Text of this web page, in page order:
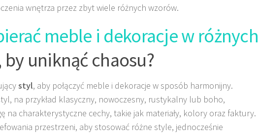
wnętrza przez zbyt wiele różnych wzorów.
meble i dekoracje w różnych
by uniknąć chaosu?
styl, aby połączyć meble i dekoracje w sposób harmonijny.
na przykład klasyczny, nowoczesny, rustykalny lub boho,
na charakterystyczne cechy, takie jak materiały, kolory oraz faktury.
przestrzeni, aby stosować różne style, jednocześnie